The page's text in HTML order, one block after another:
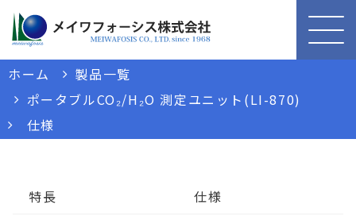
ホーム
製品一覧
ポータブルCO₂/H₂O 測定ユニット(LI-870)
仕様
特長
仕様